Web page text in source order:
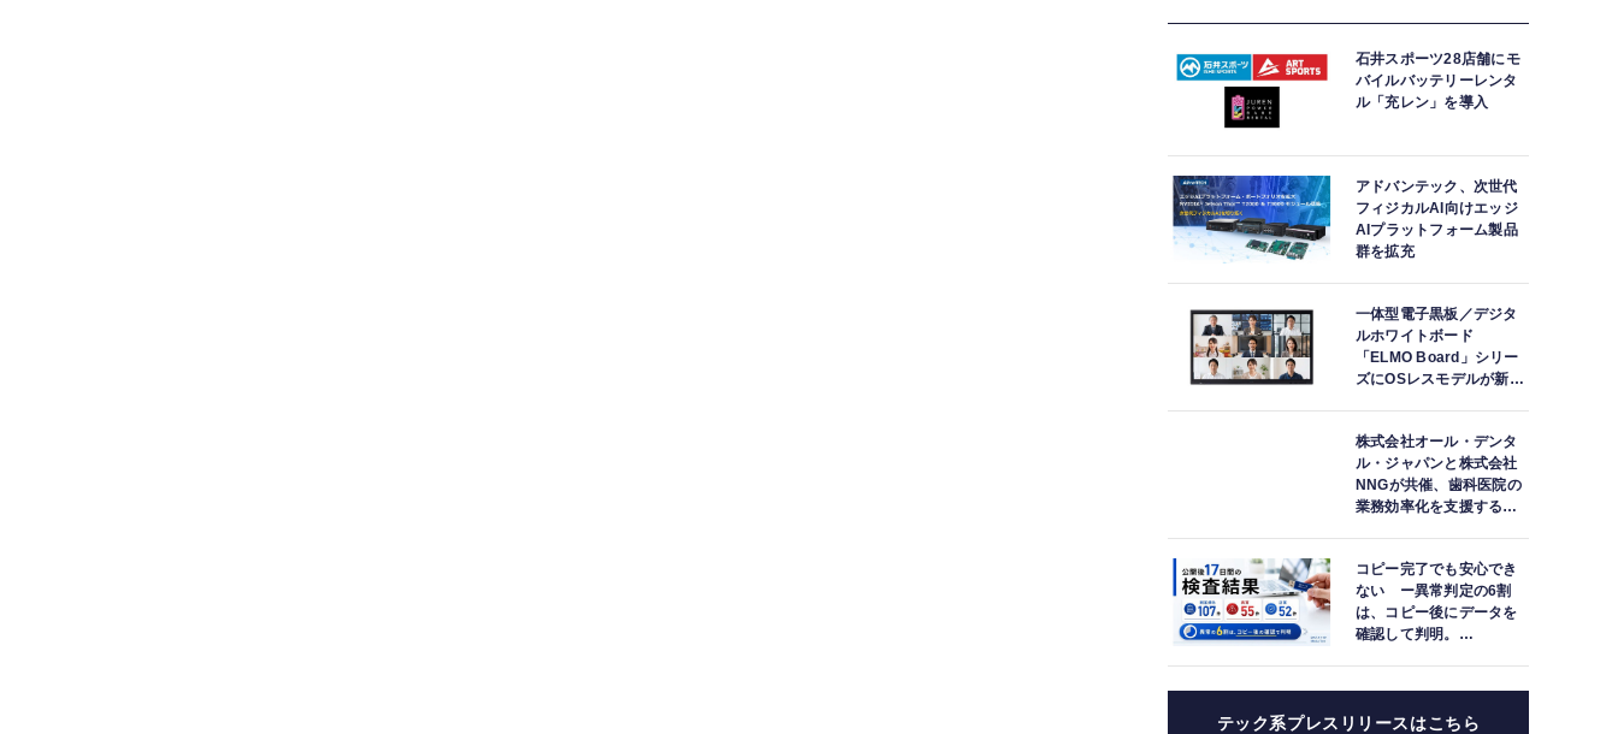
石井スポーツ28店舗にモ
バイルバッテリーレンタ
ル「充レン」を導入
アドバンテック、次世代
フィジカルAI向けエッジ
AIプラットフォーム製品
群を拡充
一体型電子黒板／デジタ
ルホワイトボード
「ELMO Board」シリー
ズにOSレスモデルが新登
株式会社オール・デンタ
ル・ジャパンと株式会社
NNGが共催、歯科医院の
業務効率化を支援する院
紹介
コピー完了でも安心でき
ない ー異常判定の6割
は、コピー後にデータを
確認して判明。
集計
テック系プレスリリースはこちら